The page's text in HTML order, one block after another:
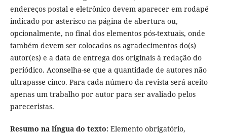
endereços postal e eletrônico devem aparecer em rodapé
indicado por asterisco na página de abertura ou,
opcionalmente, no final dos elementos pós-textuais, onde
também devem ser colocados os agradecimentos do(s)
autor(es) e a data de entrega dos originais à redação do
periódico. Aconselha-se que a quantidade de autores não
ultrapasse cinco. Para cada número da revista será aceito
apenas um trabalho por autor para ser avaliado pelos
pareceristas.
Resumo na língua do texto: Elemento obrigatório,